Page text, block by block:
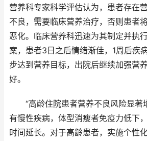
营养科专家科学评估认为，患者存在
不良，需要临床营养治疗，否则患者
恶化。临床营养科迅速为其制定并执
案，患者3日之后情绪渐佳，1周后疾
步达到营养目标，出院后继续加强营
好。
“高龄住院患者营养不良风险显著
有慢性疾病，体型消瘦者免疫力低下
时间延长。对于高龄患者，实施个性